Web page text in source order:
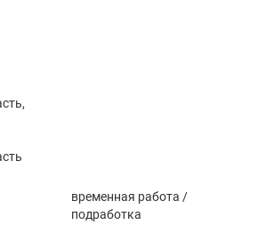
временная работа /
подработка